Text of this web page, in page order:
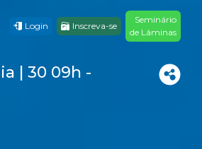
| 30 09h -
Login Inscreva-se
Seminário
de Lâminas